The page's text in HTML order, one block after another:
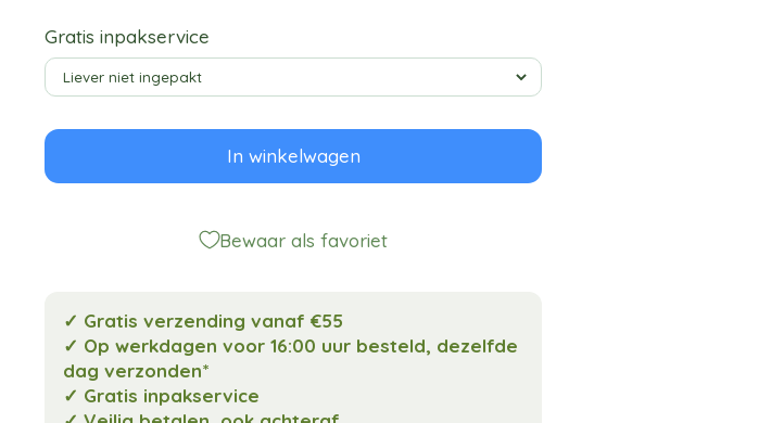
Gratis inpakservice
In winkelwagen
Bewaar als favoriet
✓ Gratis verzending vanaf €55
✓ Op werkdagen voor 16:00 uur besteld, dezelfde
dag verzonden*
✓ Gratis inpakservice